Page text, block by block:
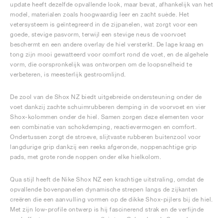
update heeft dezelfde opvallende look, maar bevat, afhankelijk van het
model, materialen zoals hoogwaardig leer en zacht suède. Het
vetersysteem is geïntegreerd in de zijpanelen, wat zorgt voor een
goede, stevige pasvorm, terwijl een stevige neus de voorvoet
beschermt en een andere overlay de hiel versterkt. De lage kraag en
tong zijn mooi gewatteerd voor comfort rond de voet, en de algehele
vorm, die oorspronkelijk was ontworpen om de loopsnelheid te
verbeteren, is meesterlijk gestroomlijnd.
De zool van de Shox NZ biedt uitgebreide ondersteuning onder de
voet dankzij zachte schuimrubberen demping in de voorvoet en vier
Shox-kolommen onder de hiel. Samen zorgen deze elementen voor
een combinatie van schokdemping, reactievermogen en comfort.
Ondertussen zorgt de stroeve, slijtvaste rubberen buitenzool voor
langdurige grip dankzij een reeks afgeronde, noppenachtige grip
pads, met grote ronde noppen onder elke hielkolom.
Qua stijl heeft de Nike Shox NZ een krachtige uitstraling, omdat de
opvallende bovenpanelen dynamische strepen langs de zijkanten
creëren die een aanvulling vormen op de dikke Shox-pijlers bij de hiel.
Met zijn low-profile ontwerp is hij fascinerend strak en de verfijnde